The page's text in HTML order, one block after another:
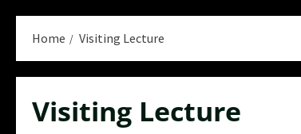
Home Visiting Lecture
Visiting Lecture